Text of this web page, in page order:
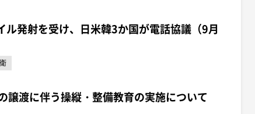
発射を受け、日米韓3か国が電話協議（9月
譲渡に伴う操縦・整備教育の実施について